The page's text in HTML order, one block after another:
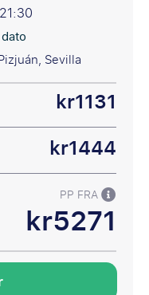
21:30
Sevilla
kr1131
kr1444
PP FRA
kr5271